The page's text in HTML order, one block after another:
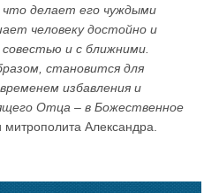
что делает его чуждыми
человеку достойно и
и с ближними.
становится для
избавления и
Отца – в Божественное
митрополита Александра.